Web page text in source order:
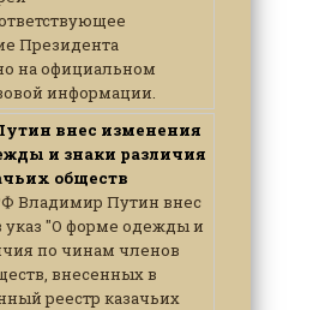
Президента
на официальном
информации.
внес изменения
и знаки различия
обществ
Владимир Путин внес
указ "О форме одежды и
по чинам членов
внесенных в
реестр казачьих